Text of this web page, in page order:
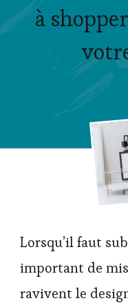
à
Lorsqu’il faut
important de
ravivent le